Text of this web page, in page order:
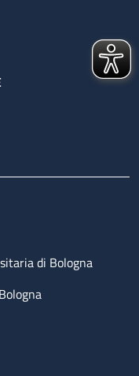
di Bologna